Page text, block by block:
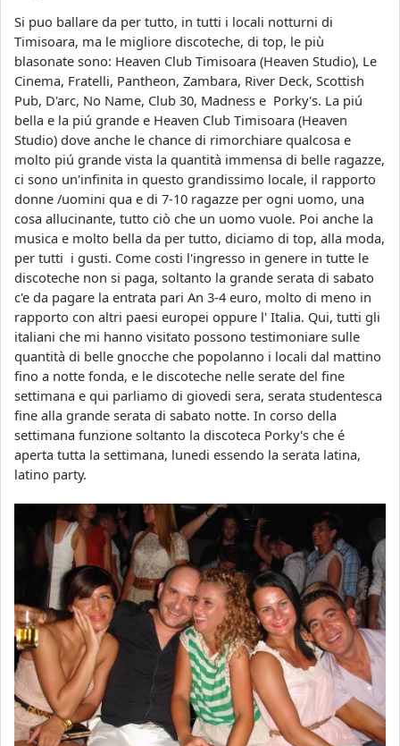
a
Si puo ballare da per tutto, in tutti i locali notturni di
Timisoara, ma le migliore discoteche, di top, le più
blasonate sono: Heaven Club Timisoara (Heaven Studio), Le
Cinema, Fratelli, Pantheon, Zambara, River Deck, Scottish
Pub, D'arc, No Name, Club 30, Madness e Porky's. La piú
bella e la piú grande e Heaven Club Timisoara (Heaven
Studio) dove anche le chance di rimorchiare qualcosa e
molto piú grande vista la quantità immensa di belle ragazze,
ci sono un'infinita in questo grandissimo locale, il rapporto
donne /uomini qua e di 7-10 ragazze per ogni uomo, una
cosa allucinante, tutto ciò che un uomo vuole. Poi anche la
musica e molto bella da per tutto, diciamo di top, alla moda,
per tutti i gusti. Come costi l'ingresso in genere in tutte le
discoteche non si paga, soltanto la grande serata di sabato
c'e da pagare la entrata pari An 3-4 euro, molto di meno in
rapporto con altri paesi europei oppure l' Italia. Qui, tutti gli
italiani che mi hanno visitato possono testimoniare sulle
quantità di belle gnocche che popolanno i locali dal mattino
fino a notte fonda, e le discoteche nelle serate del fine
settimana e qui parliamo di giovedi sera, serata studentesca
fine alla grande serata di sabato notte. In corso della
settimana funzione soltanto la discoteca Porky's che é
aperta tutta la settimana, lunedi essendo la serata latina,
latino party.